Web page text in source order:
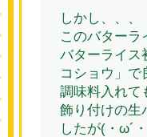
しかし、、、
このバターラ
バターライス
コショウ」で
調味料入れて
飾り付けの生
したが(・ω´